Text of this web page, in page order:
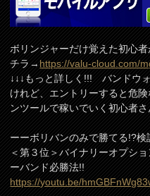
ボリンジャーだけ覚えた初心
チラ→https://valu-cloud.com/
↓↓↓もっと詳しく!!! バンドウ
けれど、エントリーすると危
ンツールで稼いでいく初心者
ーーボリバンのみで勝てる!?
＜第３位＞バイナリーオプシ
ーバンド必勝法!!
https://youtu.be/